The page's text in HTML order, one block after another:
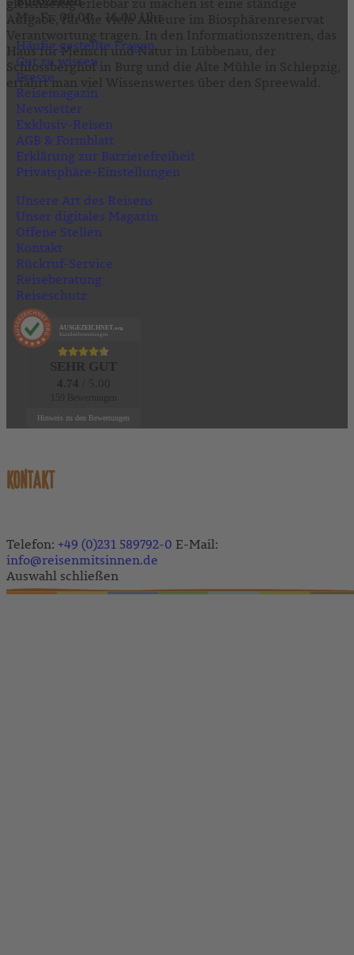
Verantwortung tragen. In den Informationszentren, das
Haus für Mensch und Natur in Lübbenau, der
Schlossberghof in Burg und die Alte Mühle in Schlepzig,
erfährt man viel Wissenswertes über den Spreewald.
Häufig gestellte Fragen
Gut zu wissen
Presse
Reisemagazin
Newsletter
Exklusiv-Reisen
AGB & Formblatt
Erklärung zur Barrierefreiheit
Privatsphäre-Einstellungen
Unsere Art des Reisens
Unser digitales Magazin
Offene Stellen
Kontakt
Rückruf-Service
Reiseberatung
Reiseschutz
AUSGEZEICHNET .org
Kundenbewertungen
Hinweis zu den Bewertungen
KONTAKT
Telefon: +49 (0)231 589792-0 E-Mail:
info@reisenmitsinnen.de
Auswahl schließen